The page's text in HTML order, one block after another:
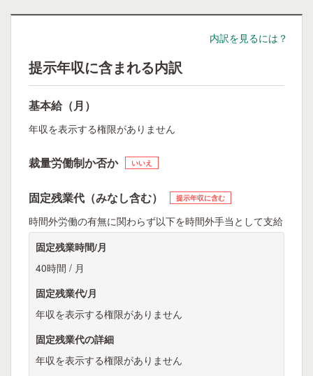
内訳を見るには？
提示年収に含まれる内訳
基本給（月）
年収を表示する権限がありません
裁量労働制か否か いいえ
固定残業代（みなし含む） 提示年収に含む
時間外労働の有無に関わらず以下を時間外手当として支給
固定残業時間/月
40時間 / 月
固定残業代/月
年収を表示する権限がありません
固定残業代の詳細
年収を表示する権限がありません